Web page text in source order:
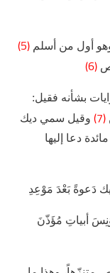
أول من أسلم (5)
(6)
بشأنه فقيل:
(7)
وقيل سمي ديك
دعا إليها
دَعوةً بَعْدَ مَوْعِدِ
أبياتِ مُؤَذّنَ